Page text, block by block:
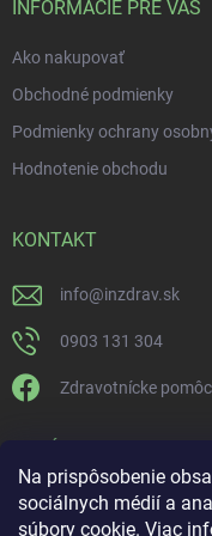
Na prispôsobenie
sociálnych médií a
súbory cookie. Viac
INFORMÁCIE PRE VÁS
Ako nakupovať
Obchodné podmienky
Podmienky ochrany
Hodnotenie obchodu
KONTAKT
info@inzdrav.sk
0903 131 304
Zdravotnícke